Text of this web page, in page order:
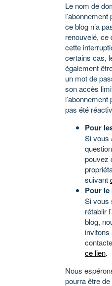
Le nom de
ce blog n’a
renouvelé, ce
cette
certains cas,
également
un mot de
son accès
l’abonnement
pas été
Pour
Si vous
pouvez
suivant
Pour
Si vous
rétablir
blog,
invitons
ce lien.
Nous
pourra être